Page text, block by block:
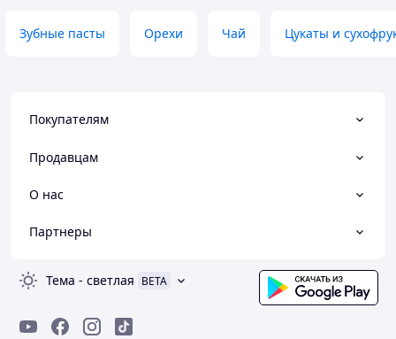
Зубные пасты Орехи Чай Цукаты и
Покупателям
Продавцам
О нас
Партнеры
Тема - светлая BETA